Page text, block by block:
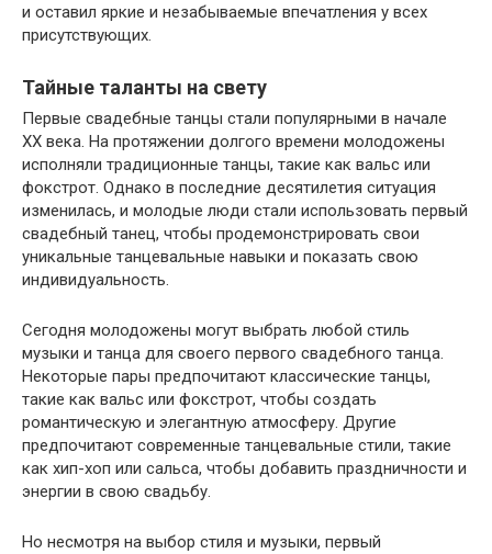
и оставил яркие и незабываемые впечатления у всех
присутствующих.
Тайные таланты на свету
Первые свадебные танцы стали популярными в начале
XX века. На протяжении долгого времени молодожены
исполняли традиционные танцы, такие как вальс или
фокстрот. Однако в последние десятилетия ситуация
изменилась, и молодые люди стали использовать первый
свадебный танец, чтобы продемонстрировать свои
уникальные танцевальные навыки и показать свою
индивидуальность.
Сегодня молодожены могут выбрать любой стиль
музыки и танца для своего первого свадебного танца.
Некоторые пары предпочитают классические танцы,
такие как вальс или фокстрот, чтобы создать
романтическую и элегантную атмосферу. Другие
предпочитают современные танцевальные стили, такие
как хип-хоп или сальса, чтобы добавить праздничности и
энергии в свою свадьбу.
Но несмотря на выбор стиля и музыки, первый